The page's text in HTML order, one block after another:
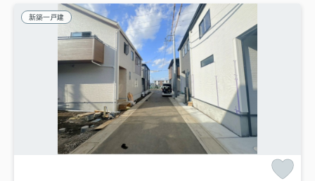
新築一戸建